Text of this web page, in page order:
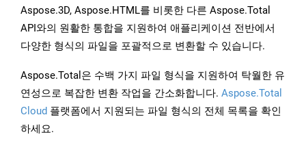
Aspose.3D, Aspose.HTML를 비롯한 다른 Aspose.Total
API와의 원활한 통합을 지원하여 애플리케이션 전반에서
다양한 형식의 파일을 포괄적으로 변환할 수 있습니다.
Aspose.Total은 수백 가지 파일 형식을 지원하여 탁월한 유
연성으로 복잡한 변환 작업을 간소화합니다. Aspose.Total
Cloud 플랫폼에서 지원되는 파일 형식의 전체 목록을 확인
하세요.